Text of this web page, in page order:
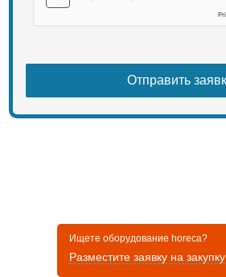
Ищете оборудование horeca?
Разместите заявку на закупку